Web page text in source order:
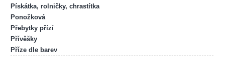
Pískátka, rolničky, chrastítka
Ponožková
Přebytky přízí
Přívěšky
Příze dle barev